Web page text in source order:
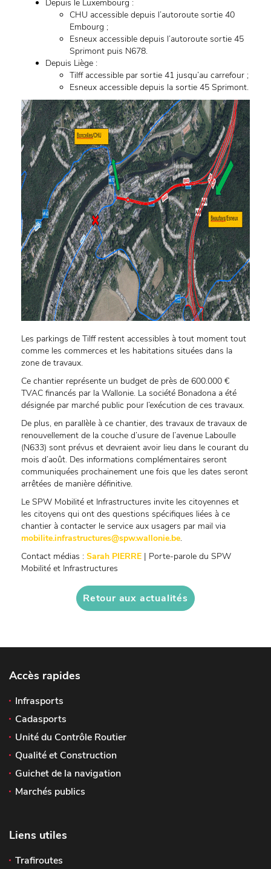
Depuis le Luxembourg :
CHU accessible depuis l’autoroute sortie 40
Embourg ;
Esneux accessible depuis l’autoroute sortie 45
Sprimont puis N678.
Depuis Liège :
Tilff accessible par sortie 41 jusqu’au carrefour ;
Esneux accessible depuis la sortie 45 Sprimont.
Les parkings de Tilff restent accessibles à tout moment tout
comme les commerces et les habitations situées dans la
zone de travaux.
Ce chantier représente un budget de près de 600.000 €
TVAC financés par la Wallonie. La société Bonadona a été
désignée par marché public pour l’exécution de ces travaux.
De plus, en parallèle à ce chantier, des travaux de travaux de
renouvellement de la couche d’usure de l’avenue Laboulle
(N633) sont prévus et devraient avoir lieu dans le courant du
mois d’août. Des informations complémentaires seront
communiquées prochainement une fois que les dates seront
arrêtées de manière définitive.
Le SPW Mobilité et Infrastructures invite les citoyennes et
les citoyens qui ont des questions spécifiques liées à ce
chantier à contacter le service aux usagers par mail via
mobilite.infrastructures@spw.wallonie.be.
Contact médias : Sarah PIERRE | Porte-parole du SPW
Mobilité et Infrastructures
Retour aux actualités
Accès rapides
Infrasports
Cadasports
Unité du Contrôle Routier
Qualité et Construction
Guichet de la navigation
Marchés publics
Liens utiles
Trafiroutes